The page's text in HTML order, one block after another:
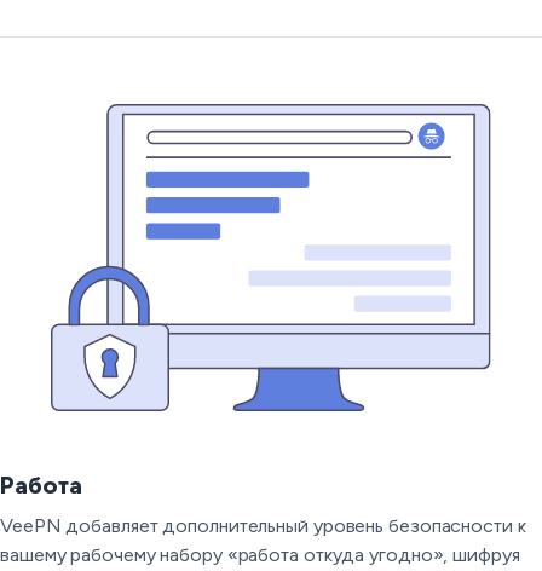
Работа
VeePN добавляет дополнительный уровень безопасности к
вашему рабочему набору «работа откуда угодно», шифруя